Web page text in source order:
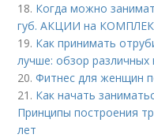
18. Когда можно
губ. АКЦИИ на
19. Как принимать
лучше: обзор
20.Фитнес для женщин
21. Как начать
Принципы построения
лет